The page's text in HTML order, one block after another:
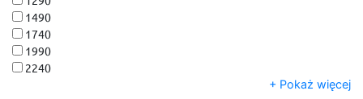
1490
1740
1990
2240
Pokaż więcej